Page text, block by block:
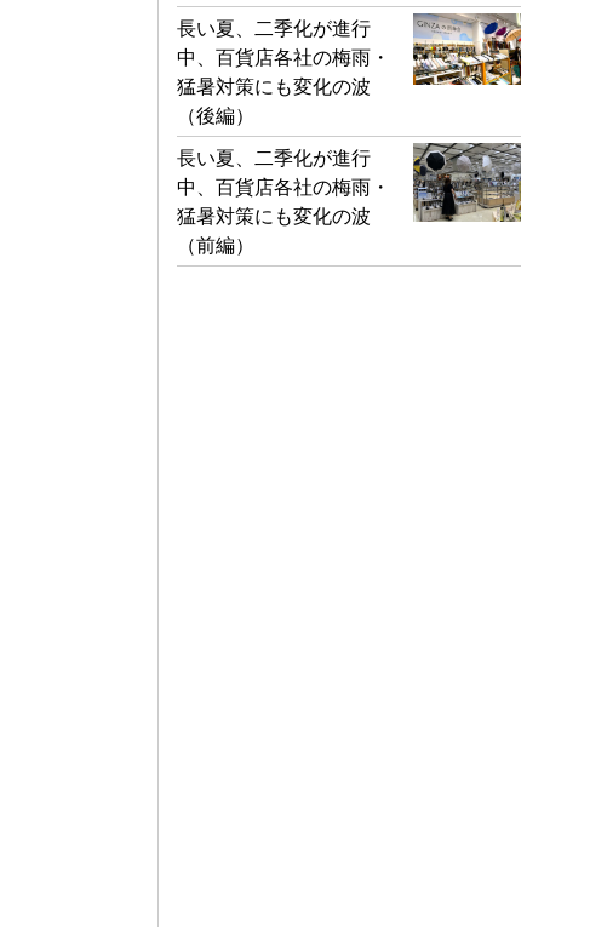
長い夏、二季化が進行
中、百貨店各社の梅雨・
猛暑対策にも変化の波
（後編）
長い夏、二季化が進行
中、百貨店各社の梅雨・
猛暑対策にも変化の波
（前編）